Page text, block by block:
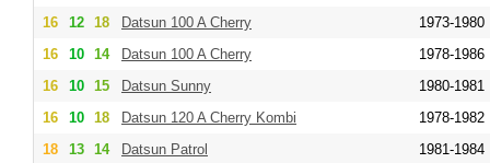
16
12 18 Datsun 100 A Cherry
1973-1980
16
10 14 Datsun 100 A Cherry
1978-1986
16
10 15 Datsun Sunny
1980-1981
16
10 18 Datsun 120 A Cherry Kombi
1978-1982
18
13 14 Datsun Patrol 1981-1984